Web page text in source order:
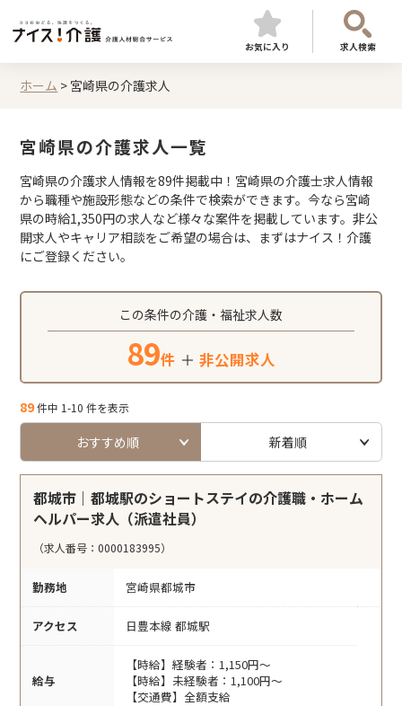
お気に入り 求人検索
ホーム > 宮崎県の介護求人
宮崎県の介護求人一覧
宮崎県の介護求人情報を89件掲載中！宮崎県の介護士求人情報
から職種や施設形態などの条件で検索ができます。今なら宮崎
県の時給1,350円の求人など様々な案件を掲載しています。非公
開求人やキャリア相談をご希望の場合は、まずはナイス！介護
にご登録ください。
この条件の介護・福祉求人数
89件 ＋ 非公開求人
89件中 1-10 件を表示
おすすめ順 新着順
都城市｜都城駅のショートステイの介護職・ホーム
ヘルパー求人（派遣社員）
（求人番号：0000183995）
勤務地 宮崎県都城市
アクセス 日豊本線 都城駅
給与
【時給】経験者：1,150円～
【時給】未経験者：1,100円～
【交通費】全額支給